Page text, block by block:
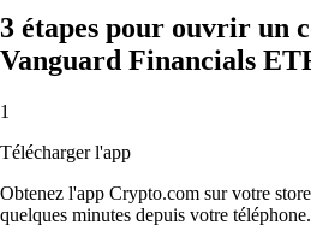
3 étapes pour ouvrir un
Vanguard Financials
1
Télécharger l'app
Obtenez l'app Crypto.com sur votre
quelques minutes depuis votre téléphone.